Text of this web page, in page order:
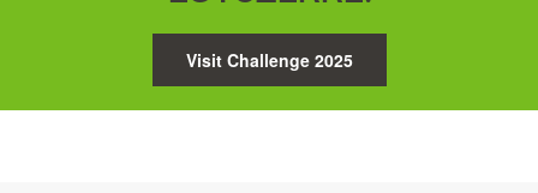
Visit Challenge 2025